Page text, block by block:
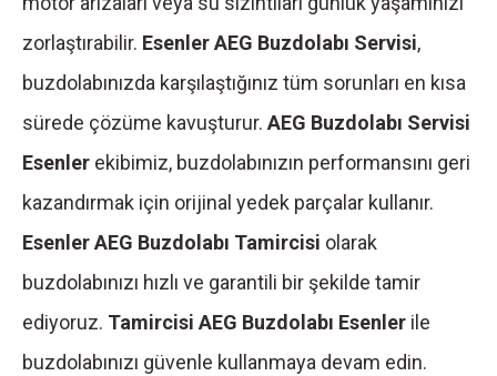
zorlaştırabilir. Esenler AEG Buzdolabı Servisi,
buzdolabınızda karşılaştığınız tüm sorunları en kısa
sürede çözüme kavuşturur. AEG Buzdolabı Servisi
Esenler ekibimiz, buzdolabınızın performansını geri
kazandırmak için orijinal yedek parçalar kullanır.
Esenler AEG Buzdolabı Tamircisi olarak
buzdolabınızı hızlı ve garantili bir şekilde tamir
ediyoruz. Tamircisi AEG Buzdolabı Esenler ile
buzdolabınızı güvenle kullanmaya devam edin.